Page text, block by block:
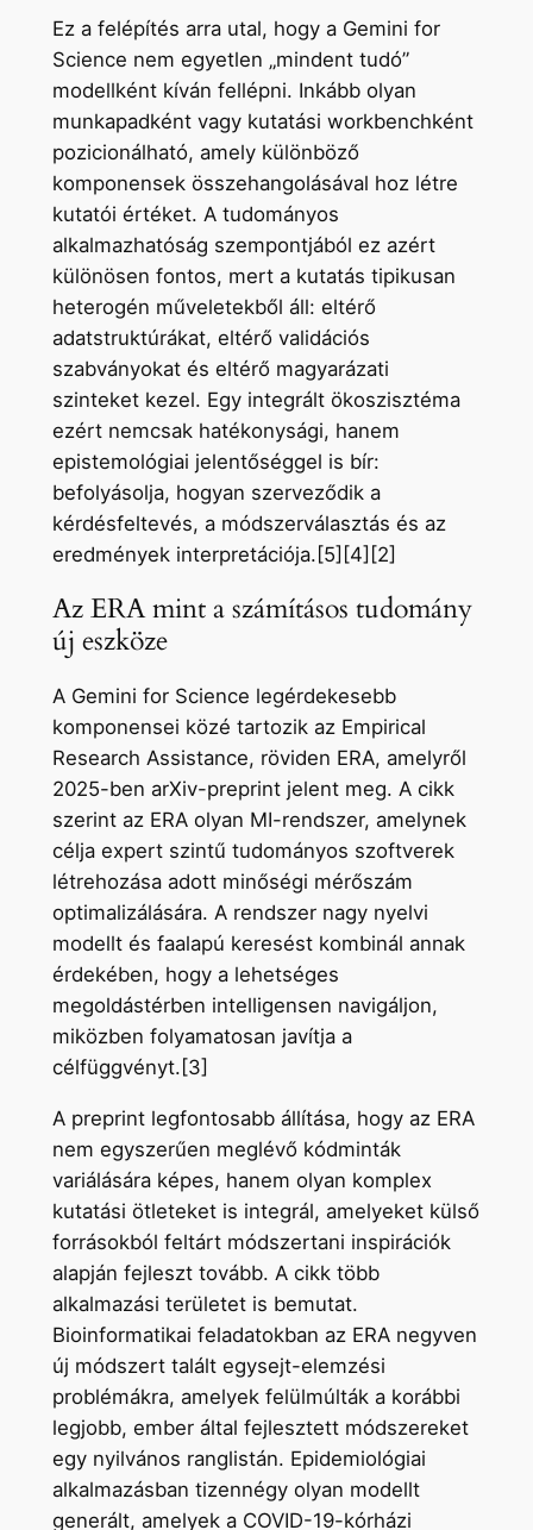
Ez a felépítés arra utal, hogy a Gemini for
Science nem egyetlen „mindent tudó”
modellként kíván fellépni. Inkább olyan
munkapadként vagy kutatási workbenchként
pozicionálható, amely különböző
komponensek összehangolásával hoz létre
kutatói értéket. A tudományos
alkalmazhatóság szempontjából ez azért
különösen fontos, mert a kutatás tipikusan
heterogén műveletekből áll: eltérő
adatstruktúrákat, eltérő validációs
szabványokat és eltérő magyarázati
szinteket kezel. Egy integrált ökoszisztéma
ezért nemcsak hatékonysági, hanem
epistemológiai jelentőséggel is bír:
befolyásolja, hogyan szerveződik a
kérdésfeltevés, a módszerválasztás és az
eredmények interpretációja.[5][4][2]
Az ERA mint a számításos tudomány
új eszköze
A Gemini for Science legérdekesebb
komponensei közé tartozik az Empirical
Research Assistance, röviden ERA, amelyről
2025-ben arXiv-preprint jelent meg. A cikk
szerint az ERA olyan MI-rendszer, amelynek
célja expert szintű tudományos szoftverek
létrehozása adott minőségi mérőszám
optimalizálására. A rendszer nagy nyelvi
modellt és faalapú keresést kombinál annak
érdekében, hogy a lehetséges
megoldástérben intelligensen navigáljon,
miközben folyamatosan javítja a
célfüggvényt.[3]
A preprint legfontosabb állítása, hogy az ERA
nem egyszerűen meglévő kódminták
variálására képes, hanem olyan komplex
kutatási ötleteket is integrál, amelyeket külső
forrásokból feltárt módszertani inspirációk
alapján fejleszt tovább. A cikk több
alkalmazási területet is bemutat.
Bioinformatikai feladatokban az ERA negyven
új módszert talált egysejt-elemzési
problémákra, amelyek felülmúlták a korábbi
legjobb, ember által fejlesztett módszereket
egy nyilvános ranglistán. Epidemiológiai
alkalmazásban tizennégy olyan modellt
generált, amelyek a COVID-19-kórházi